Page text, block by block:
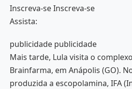
Inscreva-se Inscreva-se
Assista:
publicidade publicidade
Mais tarde, Lula visita o
Brainfarma, em Anápolis (GO).
produzida a escopolamina, IFA